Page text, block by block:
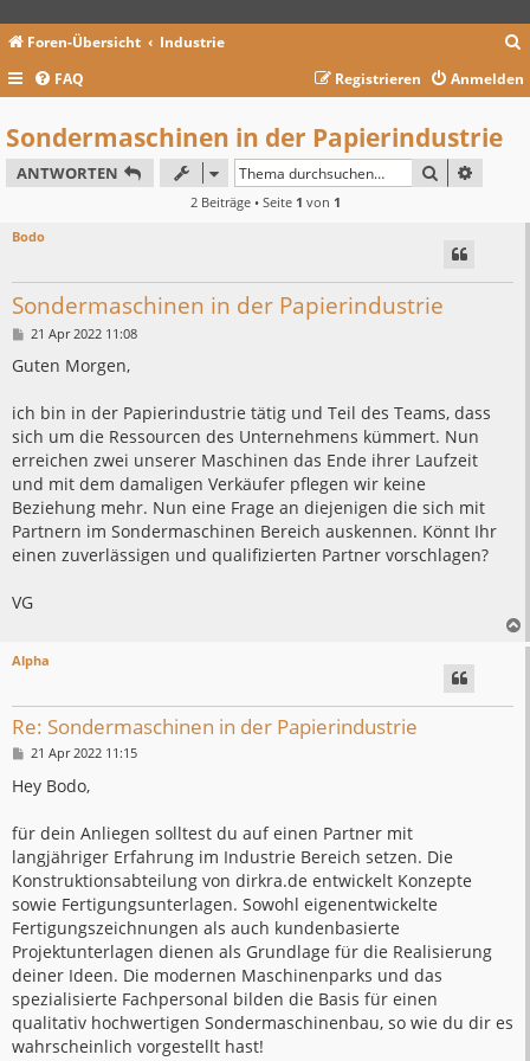
Foren-Übersicht Industrie
c
FAQ Anmelden
Registrieren
Sondermaschinen in der Papierindustrie
ANTWORTEN SUCHE
2 Beiträge • Seite 1 von 1
Bodo
Sondermaschinen in der Papierindustrie
B
i
a
g
21 Apr 2022 11:08
Guten Morgen,
ich bin in der Papierindustrie tätig und Teil des Teams, dass
sich um die Ressourcen des Unternehmens kümmert. Nun
erreichen zwei unserer Maschinen das Ende ihrer Laufzeit
und mit dem damaligen Verkäufer pflegen wir keine
Beziehung mehr. Nun eine Frage an diejenigen die sich mit
Partnern im Sondermaschinen Bereich auskennen. Könnt Ihr
einen zuverlässigen und qualifizierten Partner vorschlagen?
VG
Alpha
Re: Sondermaschinen in der Papierindustrie
B
i
t
a
g
21 Apr 2022 11:15
Hey Bodo,
für dein Anliegen solltest du auf einen Partner mit
langjähriger Erfahrung im Industrie Bereich setzen. Die
Konstruktionsabteilung von dirkra.de entwickelt Konzepte
sowie Fertigungsunterlagen. Sowohl eigenentwickelte
Fertigungszeichnungen als auch kundenbasierte
Projektunterlagen dienen als Grundlage für die Realisierung
deiner Ideen. Die modernen Maschinenparks und das
spezialisierte Fachpersonal bilden die Basis für einen
qualitativ hochwertigen Sondermaschinenbau, so wie du dir es
wahrscheinlich vorgestellt hast!